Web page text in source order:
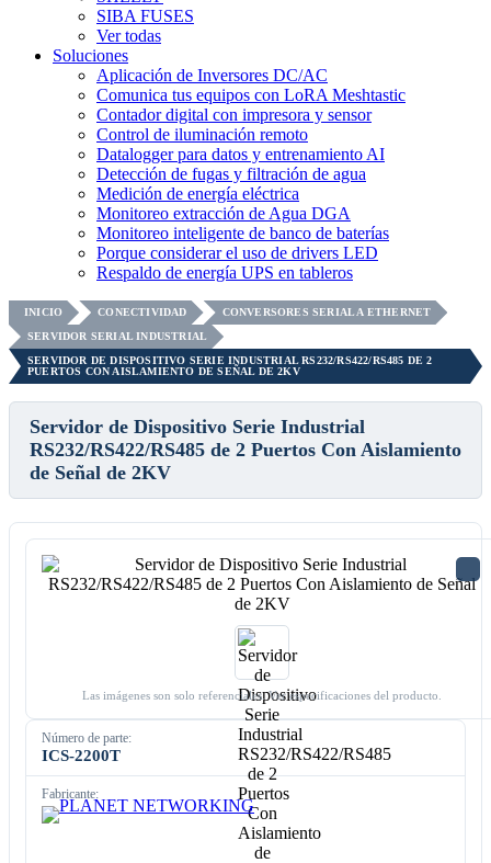
SIBA FUSES
Ver todas
Soluciones
Aplicación de Inversores DC/AC
Comunica tus equipos con LoRA Meshtastic
Contador digital con impresora y sensor
Control de iluminación remoto
Datalogger para datos y entrenamiento AI
Detección de fugas y filtración de agua
Medición de energía eléctrica
Monitoreo extracción de Agua DGA
Monitoreo inteligente de banco de baterías
Porque considerar el uso de drivers LED
Respaldo de energía UPS en tableros
INICIO CONECTIVIDAD
CONVERSORES SERIAL A ETHERNET
SERVIDOR SERIAL INDUSTRIAL
SERVIDOR DE DISPOSITIVO SERIE INDUSTRIAL RS232/RS422/RS485 DE 2
PUERTOS CON AISLAMIENTO DE SEÑAL DE 2KV
Servidor de Dispositivo Serie Industrial
RS232/RS422/RS485 de 2 Puertos Con Aislamiento
de Señal de 2KV
Las imágenes son solo referenciales. Ver especificaciones del producto.
Número de parte:
ICS-2200T
Fabricante: